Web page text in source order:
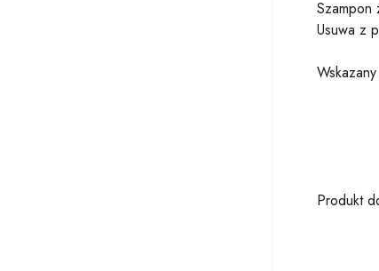
Szampon
Usuwa z
Produkt